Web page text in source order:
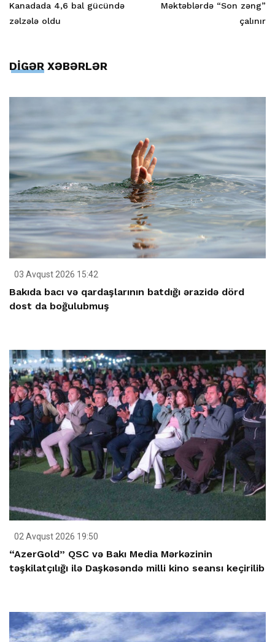
Kanadada 4,6 bal gücündə
zəlzələ oldu
Məktəblərdə “Son zəng”
çalınır
DİGƏR XƏBƏRLƏR
03 Avqust 2026 15:42
Bakıda bacı və qardaşlarının batdığı ərazidə dörd
dost da boğulubmuş
02 Avqust 2026 19:50
“AzerGold” QSC və Bakı Media Mərkəzinin
təşkilatçılığı ilə Daşkəsəndə milli kino seansı keçirilib